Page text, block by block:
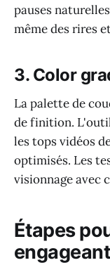
pauses
même des rires
3. Color
La palette de
de finition.
les tops vidéos
optimisés. Les
visionnage avec
Étapes